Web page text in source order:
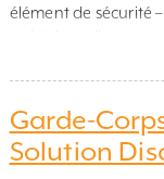
élément de sécurité
la lumière et en
Minimaliste, élégant
plus en plus
de particuliers.
Garde-
Solution